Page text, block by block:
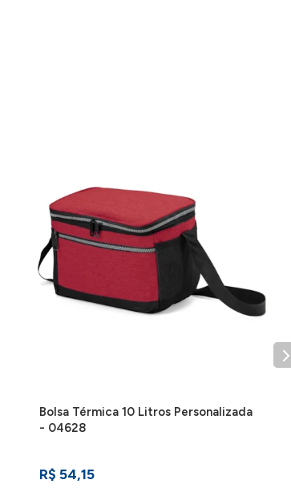
ser apertado para atender
Bolsa Térmica 10 Litros Personalizada
- 04628
R$ 54,15